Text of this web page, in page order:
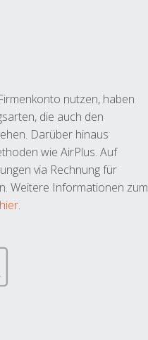
nutzen, haben
die auch den
Darüber hinaus
wie AirPlus. Auf
via Rechnung für
Weitere Informationen zum
hier.